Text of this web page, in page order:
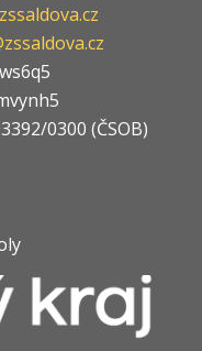
0300 (ČSOB)